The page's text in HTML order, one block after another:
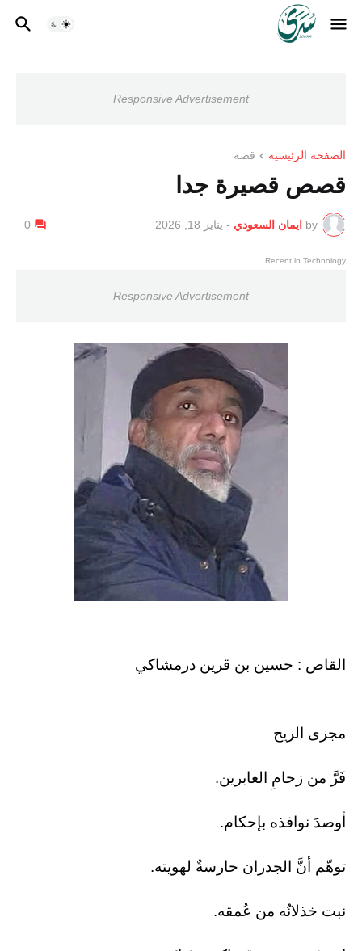
Responsive Advertisement
الصفحة الرئيسية قصة
قصص قصيرة جدا
by ايمان السعودي - يناير 18, 2026 0
Recent in Technology
Responsive Advertisement
​القاص : حسين بن قرين درمشاكي
مجرى الريح
​فَرَّ من زحامِ العابرين.
أوصدَ نوافذه بإحكام.
توهّم أنَّ الجدران حارسةٌ لهويته.
نبت خذلانُه من عُمقه.